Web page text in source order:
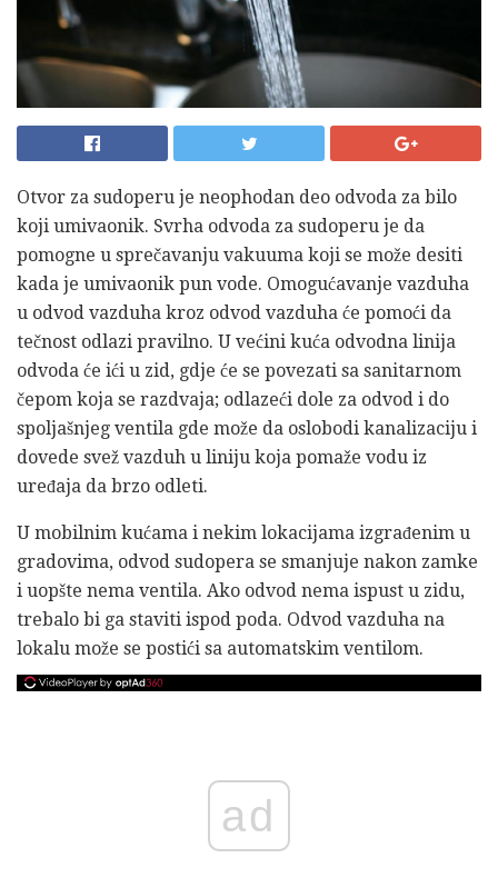
Otvor za sudoperu je neophodan deo odvoda za bilo
koji umivaonik. Svrha odvoda za sudoperu je da
pomogne u sprečavanju vakuuma koji se može desiti
kada je umivaonik pun vode. Omogućavanje vazduha
u odvod vazduha kroz odvod vazduha će pomoći da
tečnost odlazi pravilno. U većini kuća odvodna linija
odvoda će ići u zid, gdje će se povezati sa sanitarnom
čepom koja se razdvaja; odlazeći dole za odvod i do
spoljašnjeg ventila gde može da oslobodi kanalizaciju i
dovede svež vazduh u liniju koja pomaže vodu iz
uređaja da brzo odleti.
U mobilnim kućama i nekim lokacijama izgrađenim u
gradovima, odvod sudopera se smanjuje nakon zamke
i uopšte nema ventila. Ako odvod nema ispust u zidu,
trebalo bi ga staviti ispod poda. Odvod vazduha na
lokalu može se postići sa automatskim ventilom.
ad